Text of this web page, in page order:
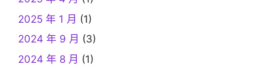
2025 年 1 月 (1)
2024 年 9 月 (3)
2024 年 8 月 (1)